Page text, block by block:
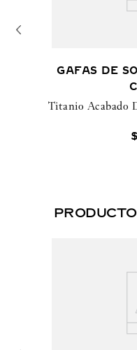
GAFAS DE
Titanio Acabado
$